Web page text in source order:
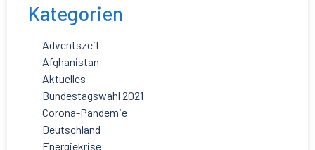
Kategorien
Adventszeit
Afghanistan
Aktuelles
Bundestagswahl 2021
Corona-Pandemie
Deutschland
Energiekrise